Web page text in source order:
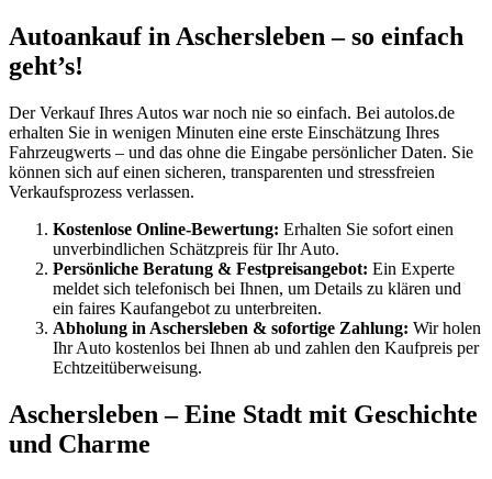
Autoankauf in Aschersleben – so einfach
geht’s!
Der Verkauf Ihres Autos war noch nie so einfach. Bei autolos.de
erhalten Sie in wenigen Minuten eine erste Einschätzung Ihres
Fahrzeugwerts – und das ohne die Eingabe persönlicher Daten. Sie
können sich auf einen sicheren, transparenten und stressfreien
Verkaufsprozess verlassen.
Kostenlose Online-Bewertung: Erhalten Sie sofort einen
unverbindlichen Schätzpreis für Ihr Auto.
Persönliche Beratung & Festpreisangebot: Ein Experte
meldet sich telefonisch bei Ihnen, um Details zu klären und
ein faires Kaufangebot zu unterbreiten.
Abholung in Aschersleben & sofortige Zahlung: Wir holen
Ihr Auto kostenlos bei Ihnen ab und zahlen den Kaufpreis per
Echtzeitüberweisung.
Aschersleben – Eine Stadt mit Geschichte
und Charme